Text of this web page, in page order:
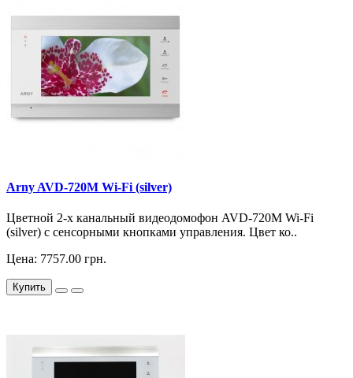
Arny AVD-720M Wi-Fi (silver)
Цветной 2-х канальный видеодомофон AVD-720M Wi-Fi
(silver) с сенсорными кнопками управления. Цвет ко..
Цена: 7757.00 грн.
Купить